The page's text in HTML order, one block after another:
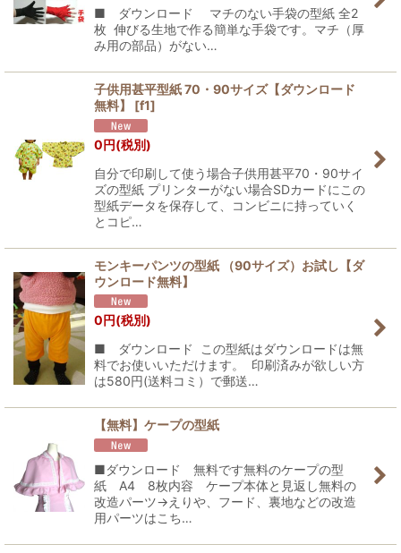
■ ダウンロード マチのない手袋の型紙 全2
枚 伸びる生地で作る簡単な手袋です。マチ（厚
み用の部品）がない…
子供用甚平型紙 70・90サイズ【ダウンロード
無料】
[f1]
0円(税別)
自分で印刷して使う場合子供用甚平70・90サイ
ズの型紙 プリンターがない場合SDカードにこの
型紙データを保存して、コンビニに持っていく
とコピ…
モンキーパンツの型紙 （90サイズ）お試し【ダ
ウンロード無料】
0 円(税別)
■ ダウンロード この型紙はダウンロードは無
料でお使いいただけます。 印刷済みが欲しい方
は580円(送料コミ）で郵送…
【無料】ケープの型紙
■ダウンロード 無料です無料のケープの型
紙 A4 8枚内容 ケープ本体と見返し無料の
改造パーツ→えりや、フード、裏地などの改造
用パーツはこち…